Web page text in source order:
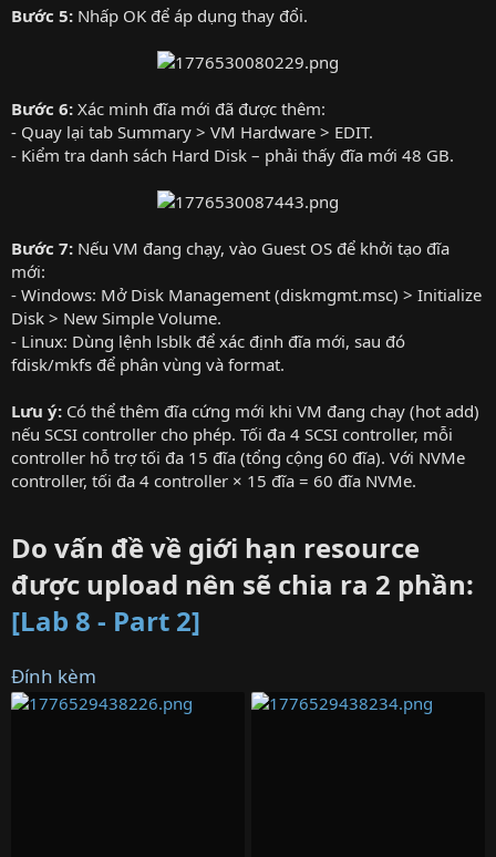
Bước 5: Nhấp OK để áp dụng thay đổi.
Bước 6: Xác minh đĩa mới đã được thêm:
- Quay lại tab Summary > VM Hardware > EDIT.
- Kiểm tra danh sách Hard Disk – phải thấy đĩa mới 48 GB.
Bước 7: Nếu VM đang chạy, vào Guest OS để khởi tạo đĩa
mới:
- Windows: Mở Disk Management (diskmgmt.msc) > Initialize
Disk > New Simple Volume.
- Linux: Dùng lệnh lsblk để xác định đĩa mới, sau đó
fdisk/mkfs để phân vùng và format.
Lưu ý: Có thể thêm đĩa cứng mới khi VM đang chạy (hot add)
nếu SCSI controller cho phép. Tối đa 4 SCSI controller, mỗi
controller hỗ trợ tối đa 15 đĩa (tổng cộng 60 đĩa). Với NVMe
controller, tối đa 4 controller × 15 đĩa = 60 đĩa NVMe.
Do vấn đề về giới hạn resource
được upload nên sẽ chia ra 2 phần:
[Lab 8 - Part 2]
Đính kèm